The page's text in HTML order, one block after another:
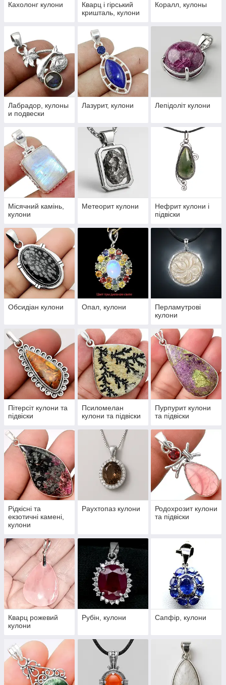
Кахолонг кулони
Кварц і гірський
кришталь, кулони
Коралл, кулоны
Лабрадор, кулоны
и подвески
Лазурит, кулони Лепідоліт кулони
Місячний камінь,
кулони
Метеорит кулони
Нефрит кулони і
підвіски
Обсидіан кулони Опал, кулони
Перламутрові
кулони
Пітерсіт кулони та
підвіски
Псиломелан
кулони та підвіски
Пурпурит кулони
та підвіски
Рідкісні та
екзотичні камені,
кулони
Раухтопаз кулони
Родохрозит кулони
та підвіски
Кварц рожевий
кулони
Рубін, кулони Сапфір, кулони